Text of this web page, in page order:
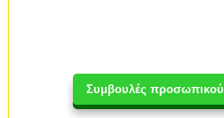
Συμβουλές προσωπικού